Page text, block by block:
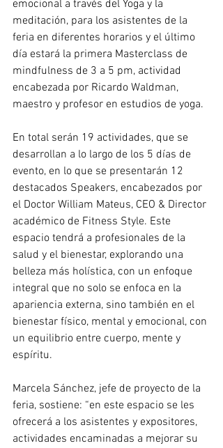
emocional a través del Yoga y la
meditación, para los asistentes de la
feria en diferentes horarios y el último
día estará la primera Masterclass de
mindfulness de 3 a 5 pm, actividad
encabezada por Ricardo Waldman,
maestro y profesor en estudios de yoga.
En total serán 19 actividades, que se
desarrollan a lo largo de los 5 días de
evento, en lo que se presentarán 12
destacados Speakers, encabezados por
el Doctor William Mateus, CEO & Director
académico de Fitness Style. Este
espacio tendrá a profesionales de la
salud y el bienestar, explorando una
belleza más holística, con un enfoque
integral que no solo se enfoca en la
apariencia externa, sino también en el
bienestar físico, mental y emocional, con
un equilibrio entre cuerpo, mente y
espíritu.
Marcela Sánchez, jefe de proyecto de la
feria, sostiene: “en este espacio se les
ofrecerá a los asistentes y expositores,
actividades encaminadas a mejorar su